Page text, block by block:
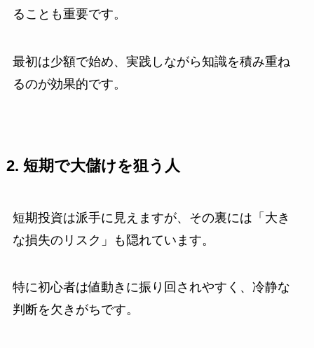
ることも重要です。
最初は少額で始め、実践しながら知識を積み重ね
るのが効果的です。
2. 短期で大儲けを狙う人
短期投資は派手に見えますが、その裏には「大き
な損失のリスク」も隠れています。
特に初心者は値動きに振り回されやすく、冷静な
判断を欠きがちです。